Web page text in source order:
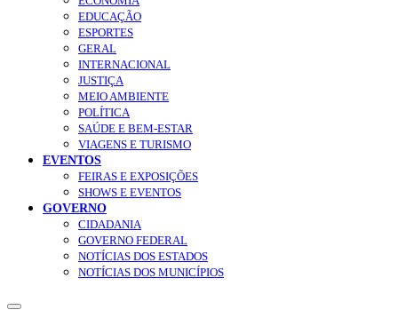
EDUCAÇÃO
ESPORTES
GERAL
INTERNACIONAL
JUSTIÇA
MEIO AMBIENTE
POLÍTICA
SAÚDE E BEM-ESTAR
VIAGENS E TURISMO
EVENTOS
FEIRAS E EXPOSIÇÕES
SHOWS E EVENTOS
GOVERNO
CIDADANIA
GOVERNO FEDERAL
NOTÍCIAS DOS ESTADOS
NOTÍCIAS DOS MUNICÍPIOS